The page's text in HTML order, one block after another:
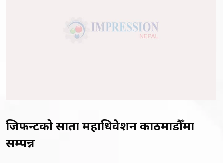
जिफन्टको सातौं महाधिवेशन काठमाडौँमा
सम्पन्न